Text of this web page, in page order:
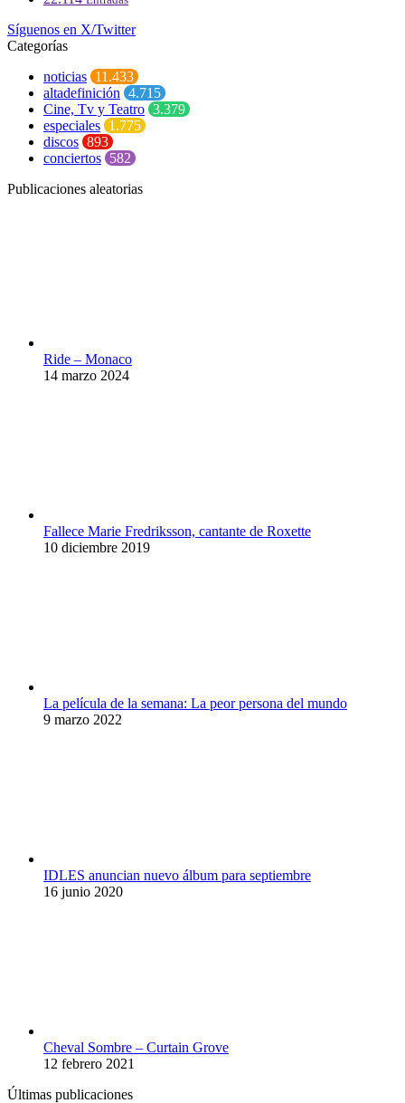
Síguenos en X/Twitter
Categorías
noticias 11.433
altadefinición 4.715
Cine, Tv y Teatro 3.379
especiales 1.775
discos 893
conciertos 582
Publicaciones aleatorias
Ride – Monaco
14 marzo 2024
Fallece Marie Fredriksson, cantante de Roxette
10 diciembre 2019
La película de la semana: La peor persona del mundo
9 marzo 2022
IDLES anuncian nuevo álbum para septiembre
16 junio 2020
Cheval Sombre – Curtain Grove
12 febrero 2021
Últimas publicaciones